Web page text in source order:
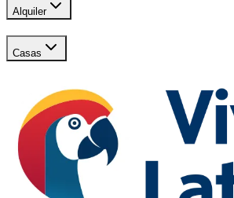
Alquiler
Casas